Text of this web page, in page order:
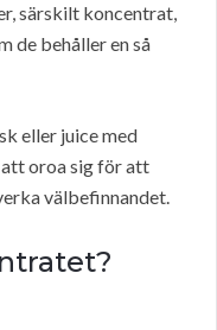
särskilt koncentrat,
de behåller en så
eller juice med
oroa sig för att
välbefinnandet.